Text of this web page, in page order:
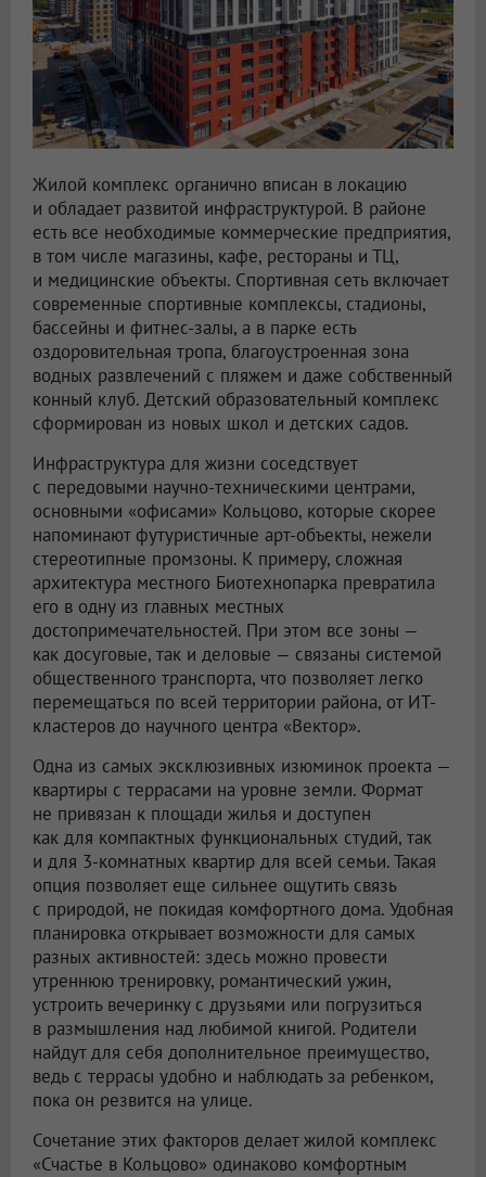
Жилой комплекс органично вписан в локацию
и обладает развитой инфраструктурой. В районе
есть все необходимые коммерческие предприятия,
в том числе магазины, кафе, рестораны и ТЦ,
и медицинские объекты. Спортивная сеть включает
современные спортивные комплексы, стадионы,
бассейны и фитнес-залы, а в парке есть
оздоровительная тропа, благоустроенная зона
водных развлечений с пляжем и даже собственный
конный клуб. Детский образовательный комплекс
сформирован из новых школ и детских садов.
Инфраструктура для жизни соседствует
с передовыми научно-техническими центрами,
основными «офисами» Кольцово, которые скорее
напоминают футуристичные арт-объекты, нежели
стереотипные промзоны. К примеру, сложная
архитектура местного Биотехнопарка превратила
его в одну из главных местных
достопримечательностей. При этом все зоны —
как досуговые, так и деловые — связаны системой
общественного транспорта, что позволяет легко
перемещаться по всей территории района, от ИТ-
кластеров до научного центра «Вектор».
Одна из самых эксклюзивных изюминок проекта —
квартиры с террасами на уровне земли. Формат
не привязан к площади жилья и доступен
как для компактных функциональных студий, так
и для 3-комнатных квартир для всей семьи. Такая
опция позволяет еще сильнее ощутить связь
с природой, не покидая комфортного дома. Удобная
планировка открывает возможности для самых
разных активностей: здесь можно провести
утреннюю тренировку, романтический ужин,
устроить вечеринку с друзьями или погрузиться
в размышления над любимой книгой. Родители
найдут для себя дополнительное преимущество,
ведь с террасы удобно и наблюдать за ребенком,
пока он резвится на улице.
Сочетание этих факторов делает жилой комплекс
«Счастье в Кольцово» одинаково комфортным